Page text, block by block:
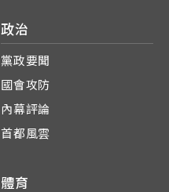
政治
黨政要聞
國會攻防
內幕評論
首都風雲
體育